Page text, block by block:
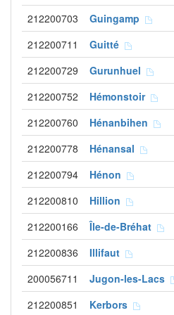
212200703 Guingamp
212200711 Guitté
212200729 Gurunhuel
212200752 Hémonstoir
212200760 Hénanbihen
212200778 Hénansal
212200794 Hénon
212200810 Hillion
212200166 Île-de-Bréhat
212200836 Illifaut
200056711 Jugon-les-Lacs
212200851 Kerbors